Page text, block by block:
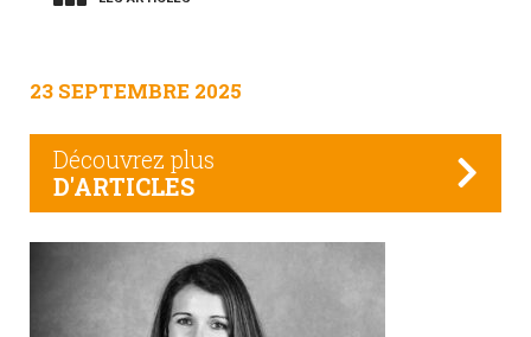
23 SEPTEMBRE 2025
Découvrez plus
D'ARTICLES